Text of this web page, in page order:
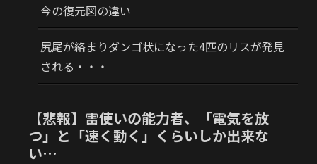
今の復元図の違い
尻尾が絡まりダンゴ状になった4匹のリスが発見
される・・・
【悲報】雷使いの能力者、「電気を放
つ」と「速く動く」くらいしか出来な
い…